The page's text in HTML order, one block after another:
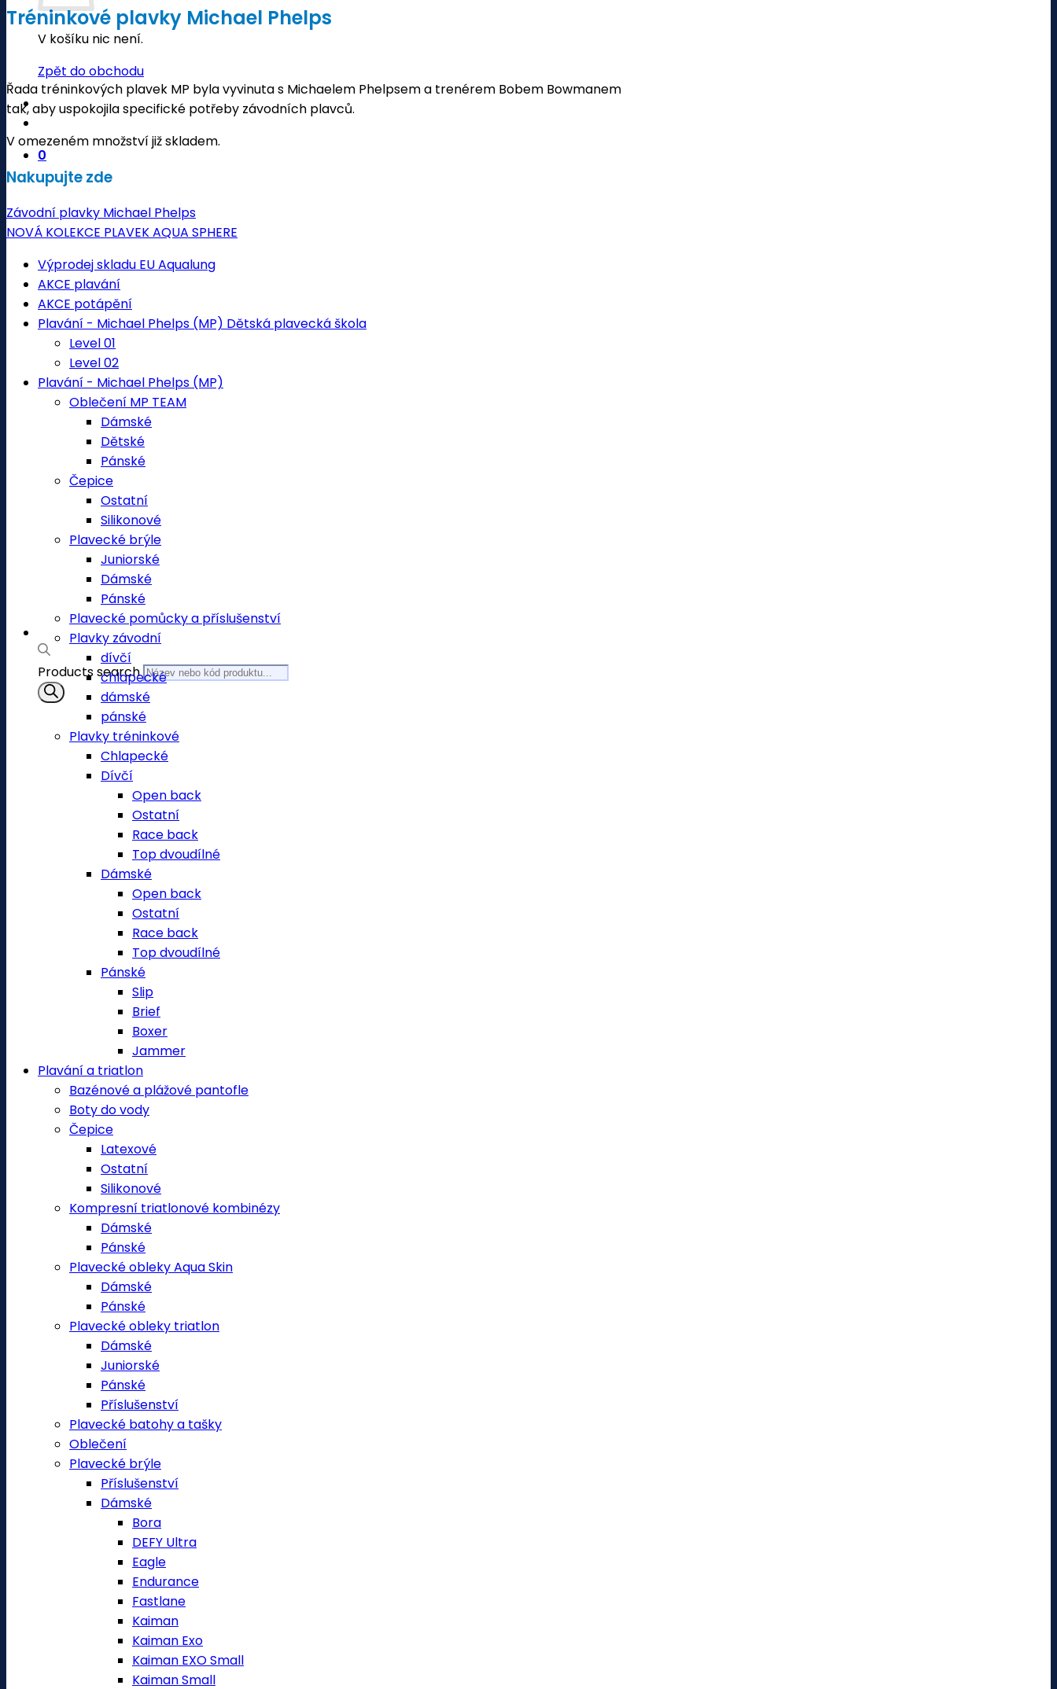
V košíku nic není.
Zpět do obchodu
0
Products search
Tréninkové plavky Michael Phelps
Řada tréninkových plavek MP byla vyvinuta s Michaelem Phelpsem a trenérem Bobem Bowmanem
tak, aby uspokojila specifické potřeby závodních plavců.
V omezeném množství již skladem.
Nakupujte zde
Závodní plavky Michael Phelps
NOVÁ KOLEKCE PLAVEK AQUA SPHERE
Výprodej skladu EU Aqualung
AKCE plavání
AKCE potápění
Plavání - Michael Phelps (MP) Dětská plavecká škola
Level 01
Level 02
Plavání - Michael Phelps (MP)
Oblečení MP TEAM
Dámské
Dětské
Pánské
Čepice
Ostatní
Silikonové
Plavecké brýle
Juniorské
Dámské
Pánské
Plavecké pomůcky a příslušenství
Plavky závodní
dívčí
chlapecké
dámské
pánské
Plavky tréninkové
Chlapecké
Dívčí
Open back
Ostatní
Race back
Top dvoudílné
Dámské
Open back
Ostatní
Race back
Top dvoudílné
Pánské
Slip
Brief
Boxer
Jammer
Plavání a triatlon
Bazénové a plážové pantofle
Boty do vody
Čepice
Latexové
Ostatní
Silikonové
Kompresní triatlonové kombinézy
Dámské
Pánské
Plavecké obleky Aqua Skin
Dámské
Pánské
Plavecké obleky triatlon
Dámské
Juniorské
Pánské
Příslušenství
Plavecké batohy a tašky
Oblečení
Plavecké brýle
Příslušenství
Dámské
Bora
DEFY Ultra
Eagle
Endurance
Fastlane
Kaiman
Kaiman Exo
Kaiman EXO Small
Kaiman Small